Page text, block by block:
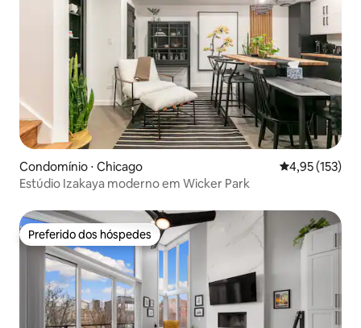
Condomínio ⋅ Chicago 4,95 de uma
4,95 (153)
Estúdio Izakaya moderno em Wicker Park
Preferido dos hóspedes
Preferido dos hóspedes